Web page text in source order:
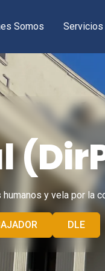
Somos Servicios
(
y vela por la
DLE